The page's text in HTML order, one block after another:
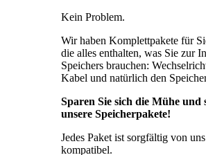
Kein Problem.
Wir haben Komplettpakete für
die alles enthalten, was Sie zur
Speichers brauchen:
Kabel und natürlich den
Sparen Sie sich die Mühe und
unsere Speicherpakete!
Jedes Paket ist sorgfältig von
kompatibel.